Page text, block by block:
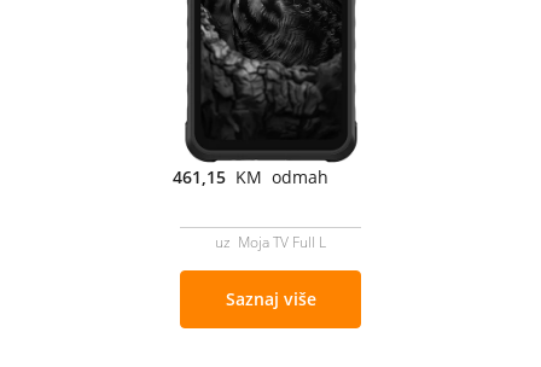
461,15 KM odmah
uz Moja TV Full L
Saznaj više